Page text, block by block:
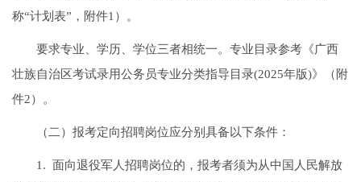
称“计划表”，附件1）。
要求专业、学历、学位三者相统一。专业目录参考《广西
壮族自治区考试录用公务员专业分类指导目录(2025年版)》（附
件2）。
（二）报考定向招聘岗位应分别具备以下条件：
1. 面向退役军人招聘岗位的，报考者须为从中国人民解放